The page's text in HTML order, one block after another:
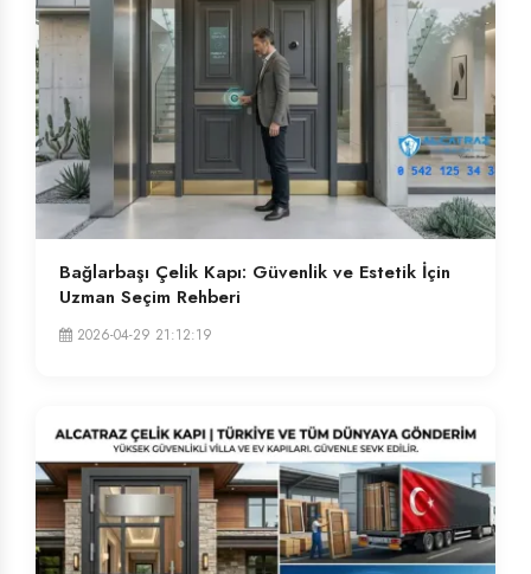
Bağlarbaşı Çelik Kapı: Güvenlik ve Estetik İçin
Uzman Seçim Rehberi
2026-04-29 21:12:19